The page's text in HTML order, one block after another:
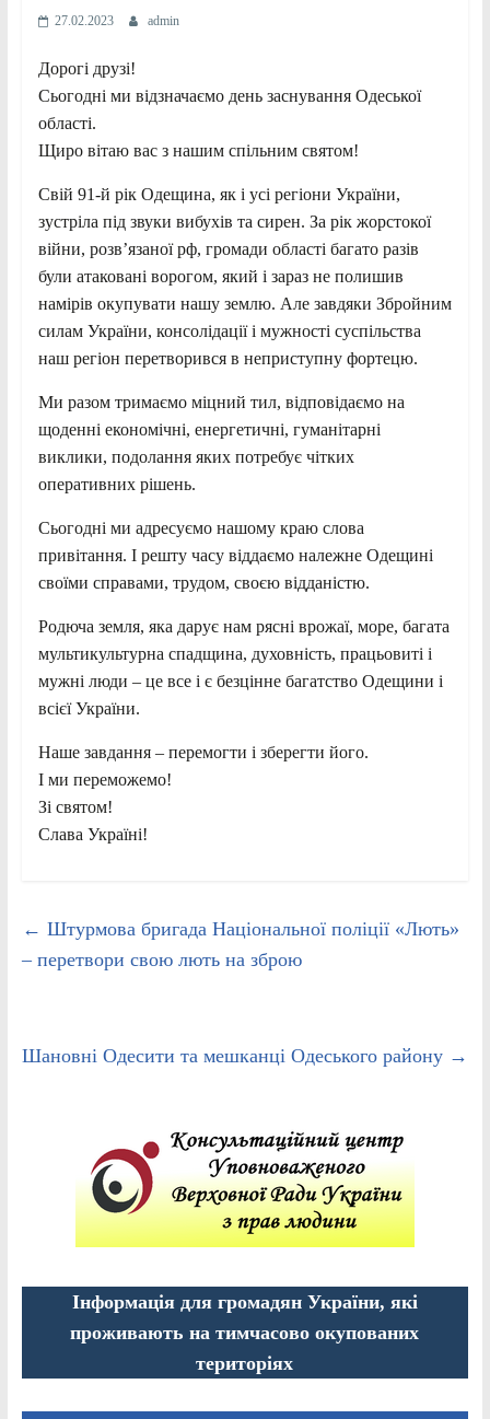
27.02.2023 admin
Дорогі друзі!
Сьогодні ми відзначаємо день заснування Одеської
області.
Щиро вітаю вас з нашим спільним святом!
Свій 91-й рік Одещина, як і усі регіони України,
зустріла під звуки вибухів та сирен. За рік жорстокої
війни, розв’язаної рф, громади області багато разів
були атаковані ворогом, який і зараз не полишив
намірів окупувати нашу землю. Але завдяки Збройним
силам України, консолідації і мужності суспільства
наш регіон перетворився в неприступну фортецю.
Ми разом тримаємо міцний тил, відповідаємо на
щоденні економічні, енергетичні, гуманітарні
виклики, подолання яких потребує чітких
оперативних рішень.
Сьогодні ми адресуємо нашому краю слова
привітання. І решту часу віддаємо належне Одещині
своїми справами, трудом, своєю відданістю.
Родюча земля, яка дарує нам рясні врожаї, море, багата
мультикультурна спадщина, духовність, працьовиті і
мужні люди – це все і є безцінне багатство Одещини і
всієї України.
Наше завдання – перемогти і зберегти його.
І ми переможемо!
Зі святом!
Слава Україні!
← Штурмова бригада Національної поліції «Лють»
– перетвори свою лють на зброю
Шановні Одесити та мешканці Одеського району →
Інформація для громадян України, які
проживають на тимчасово окупованих
територіях